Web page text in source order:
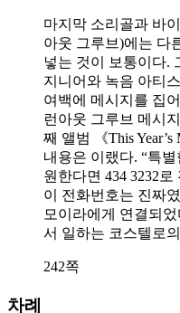
마지막 소리골과 바
아웃 그루브)에는 다
넣는 것이 보통이다.
지니어와 녹음 아티
여백에 메시지를 집
런아웃 그루브 메시
째 앨범 《This
내용은 이랬다. “특
원한다면 434 3232
이 전화번호는 진짜
모이라에게 연결되었
서 일하는 코스텔로
242쪽
차례